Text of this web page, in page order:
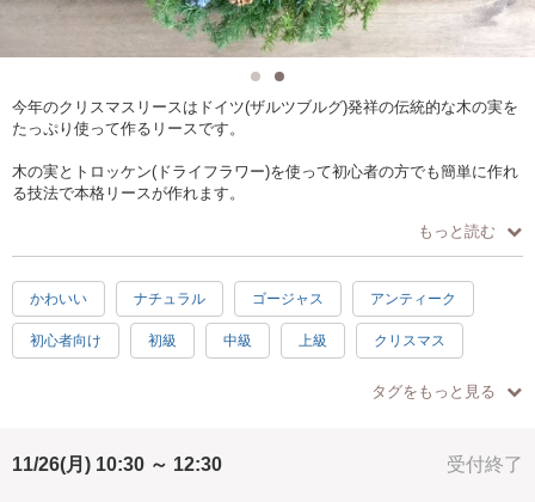
今年のクリスマスリースはドイツ(ザルツブルグ)発祥の伝統的な木の実を
たっぷり使って作るリースです。
木の実とトロッケン(ドライフラワー)を使って初心者の方でも簡単に作れ
る技法で本格リースが作れます。
そしてもうひとつのリースはクリスマスの定番グリーンのヒムロスギを
使ったリースです。こちらは大人気ですでにお問い合わせ沢山頂いてい
ます。
もっと読む
かわいい ナチュラル ゴージャス アンティーク
初心者向け 初級 中級 上級 クリスマス
2.5時間 冬
徒歩10分以内
タグをもっと見る
受付終了
11/26(月) 10:30 ～ 12:30